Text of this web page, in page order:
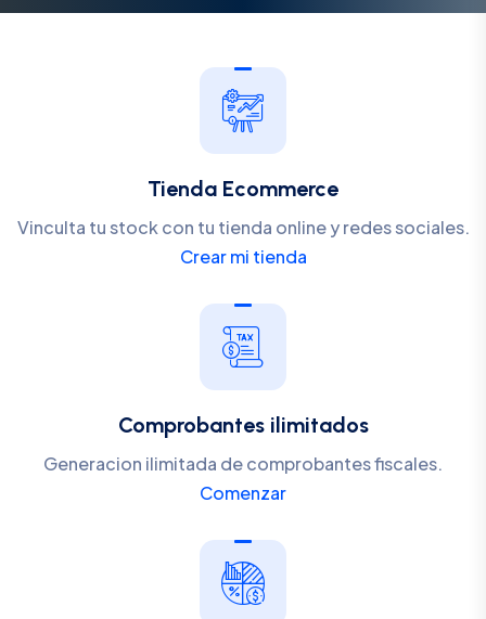
Tienda Ecommerce
Vinculta tu stock con tu tienda online y redes sociales.
Crear mi tienda
Comprobantes ilimitados
Generacion ilimitada de comprobantes fiscales.
Comenzar